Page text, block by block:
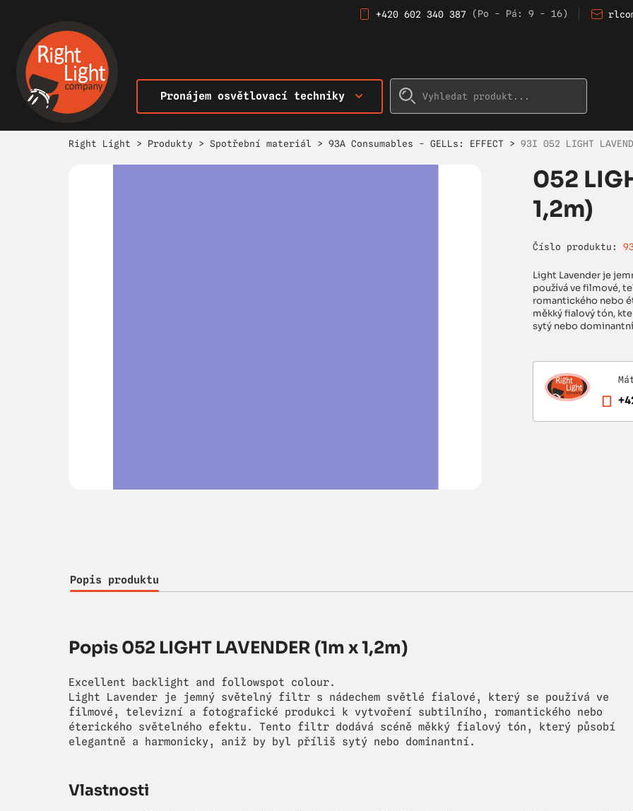
+420 602 340 387 (Po - Pá: 9 - 16)
Pronájem osvětlovací techniky
Right Light > Produkty > Spotřební materiál > 93A Consumables - GELLs: EFFECT > 93I 052 LIGHT
052
1,2m)
Číslo produktu:
Light Lavender je
používá ve filmové,
romantického nebo
měkký fialový tón,
sytý nebo
Popis produktu
Popis 052 LIGHT LAVENDER (1m x 1,2m)
Excellent backlight and followspot colour.
Light Lavender je jemný světelný filtr s nádechem světlé fialové, který se používá ve
filmové, televizní a fotografické produkci k vytvoření subtilního, romantického nebo
éterického světelného efektu. Tento filtr dodává scéně měkký fialový tón, který působí
elegantně a harmonicky, aniž by byl příliš sytý nebo dominantní.
Vlastnosti